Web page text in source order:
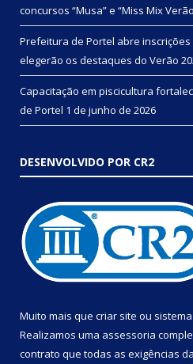
concursos “Musa” e “Miss Mix
Prefeitura de Portel abre
elegerão os destaques do Verão
Capacitação em piscicultura
de Portel 1 de junho de 2026
DESENVOLVIDO POR CR2
Muito mais que criar site ou
Realizamos uma assessoria
contrato que todas as exigências